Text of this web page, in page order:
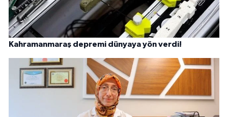
Kahramanmaraş depremi dünyaya yön verdi!